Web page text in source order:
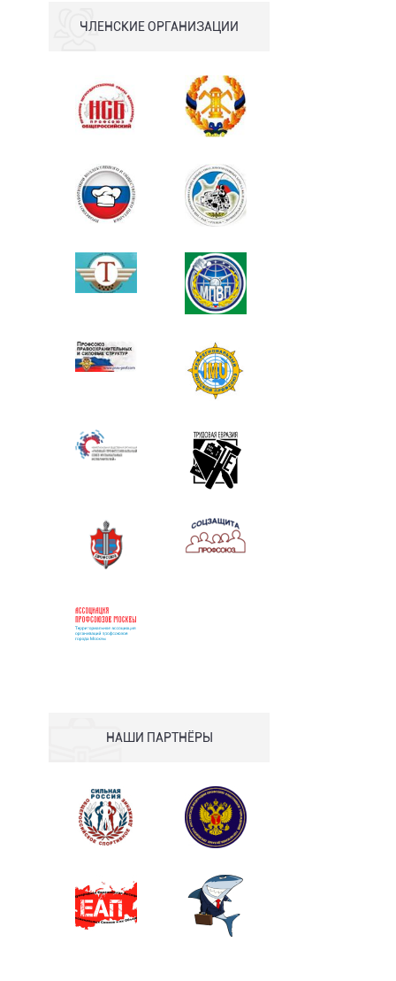
ЧЛЕНСКИЕ ОРГАНИЗАЦИИ
НАШИ ПАРТНЁРЫ